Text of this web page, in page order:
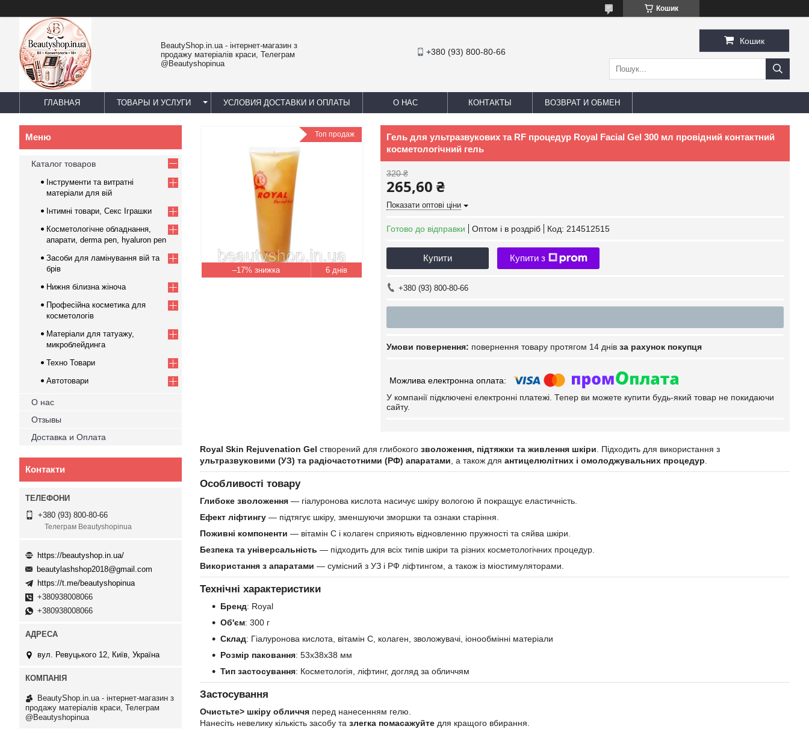
Кошик
BeautyShop.in.ua - інтернет-магазин з
продажу матеріалів краси, Телеграм
@Beautyshopinua
+380 (93) 800-80-66
Кошик
ГЛАВНАЯ ТОВАРЫ И УСЛУГИ УСЛОВИЯ ДОСТАВКИ И ОПЛАТЫ О НАС КОНТАКТЫ ВОЗВРАТ И ОБМЕН
–17% 6 днів
Топ продаж
Гель для ультразвукових та RF процедур Royal Facial Gel 300 мл провідний контактний
косметологічний гель
320 ₴
265,60 ₴
Показати оптові ціни
Готово до відправки Оптом і в роздріб Код: 214512515
Купити Купити з
+380 (93) 800-80-66
повернення товару протягом 14 днів за рахунок покупця
У компанії підключені електронні платежі. Тепер ви можете купити будь-який товар не покидаючи
сайту.
Royal Skin Rejuvenation Gel створений для глибокого зволоження, підтяжки та живлення шкіри . Підходить для використання з
ультразвуковими (УЗ) та радіочастотними (РФ) апаратами , а також для антицелюлітних і омолоджувальних процедур
Особливості товару
Глибоке зволоження — гіалуронова кислота насичує шкіру вологою й покращує еластичність.
Ефект ліфтингу — підтягує шкіру, зменшуючи зморшки та ознаки старіння.
Поживні компоненти — вітамін C і колаген сприяють відновленню пружності та сяйва шкіри.
Безпека та універсальність — підходить для всіх типів шкіри та різних косметологічних процедур.
Використання з апаратами — сумісний з УЗ і РФ ліфтингом, а також із міостимуляторами.
Технічні характеристики
Бренд: Royal
Об'єм: 300 г
Склад: Гіалуронова кислота, вітамін C, колаген, зволожувачі, іонообмінні матеріали
Розмір паковання: 53x38x38 мм
Тип застосування: Косметологія, ліфтинг, догляд за обличчям
Застосування
Очистьте> шкіру обличчя перед нанесенням гелю.
Нанесіть невелику кількість засобу та злегка помасажуйте для кращого вбирання.
Каталог товаров
Інструменти та витратні
матеріали для вій
Інтимні товари, Секс Іграшки
Косметологічне обладнання,
апарати, derma pen, hyaluron pen
Засоби для ламінування вій та
брів
Нижня білизна жіноча
Професійна косметика для
косметологів
Матеріали для татуажу,
микроблейдинга
Техно Товари
Автотовари
О нас
Отзывы
Доставка и Оплата
Контакти
+380 (93) 800-80-66
Телеграм Beautyshopinua
https://beautyshop.in.ua/
beautylashshop2018@gmail.com
https://t.me/beautyshopinua
+380938008066
+380938008066
вул. Ревуцького 12, Київ, Україна
BeautyShop.in.ua - інтернет-магазин з
продажу матеріалів краси, Телеграм
@Beautyshopinua